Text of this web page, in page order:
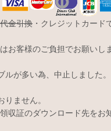
代金引換 ・クレジットカード
お客様のご負担でお願いし
が多い為、中止しました。
ません。
収証のダウンロード先をお